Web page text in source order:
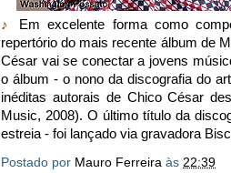
♪
Em excelente forma como
repertório do mais recente álbum de
César vai se conectar a jovens
o álbum - o nono da discografia do
inéditas autorais de Chico César
Music, 2008). O último título da
estreia - foi lançado via gravadora
Postado por Mauro Ferreira às 22:39